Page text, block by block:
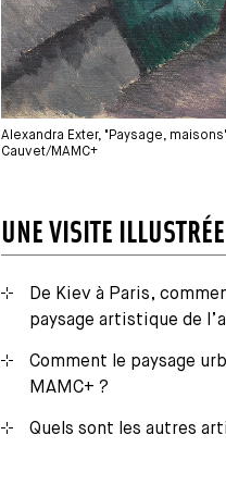
Alexandra Exter, "Paysage,
Cauvet/MAMC+
UNE VISITE
De Kiev à Paris,
paysage artistique de
Comment le paysage
MAMC+ ?
Quels sont les autres